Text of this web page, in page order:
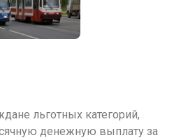
льготных категорий,
денежную выплату за